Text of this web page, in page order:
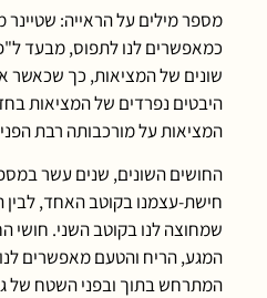
מספר מילים על הראייה:
כמאפשרים לנו לתפוס, מבעד
שונים של המציאות, כך שכאשר
היבטים נפרדים של המציאות
המציאות על מורכבותה רבת
החושים השונים, שנים עשר
חישת-עצמנו בקוטב האחד,
שמחוצה לנו בקוטב השני. חושי
המגע, הריח והטעם מאפשרים
המתרחש בתוך ובפני השטח של